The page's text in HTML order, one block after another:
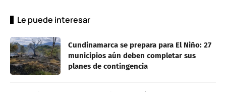
Le puede interesar
Cundinamarca se prepara para El Niño: 27
municipios aún deben completar sus
planes de contingencia